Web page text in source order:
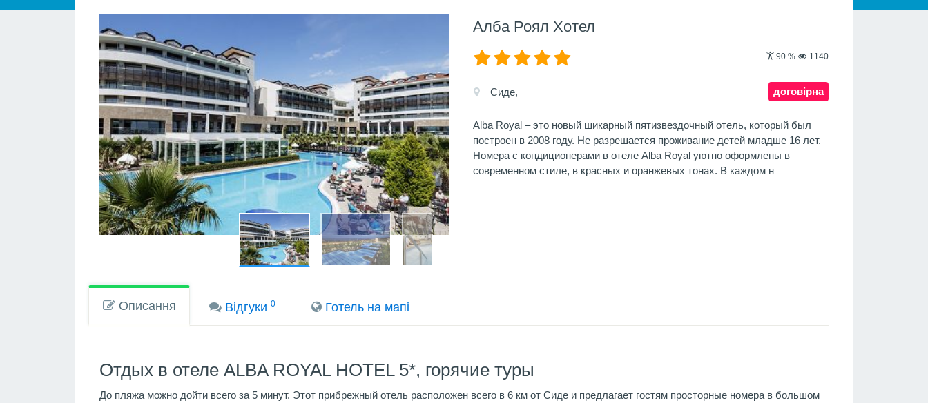
Алба Роял Хотел
90 % 1140
договірна
Сиде,
Alba Royal – это новый шикарный пятизвездочный отель, который был
построен в 2008 году. Не разрешается проживание детей младше 16 лет.
Номера с кондиционерами в отеле Alba Royal уютно оформлены в
современном стиле, в красных и оранжевых тонах. В каждом н
Описання Вiдгуки0 Готель на мапi
Отдых в отеле ALBA ROYAL HOTEL 5*, горячие туры
До пляжа можно дойти всего за 5 минут. Этот прибрежный отель расположен всего в 6 км от Сиде и предлагает гостям просторные номера в большом